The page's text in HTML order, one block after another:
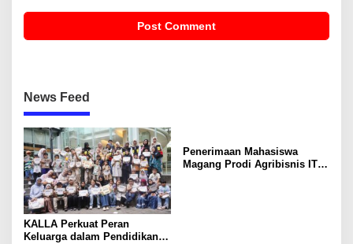
News Feed
KALLA Perkuat Peran
Keluarga dalam Pendidikan
Penerimaan Mahasiswa
Magang Prodi Agribisnis ITP